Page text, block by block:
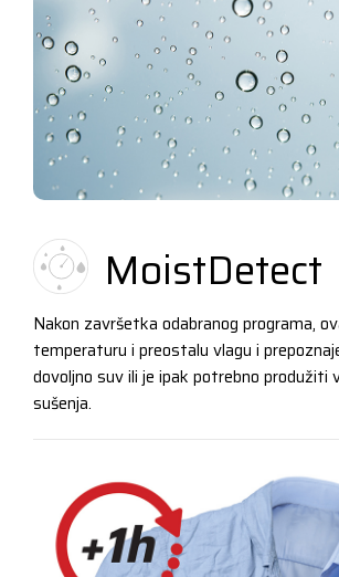
MoistDetect
Nakon završetka odabranog programa,
temperaturu i preostalu vlagu i
dovoljno suv ili je ipak potrebno produžiti
sušenja.